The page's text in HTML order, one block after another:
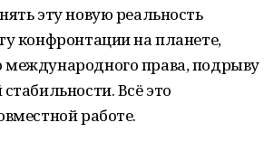
эту новую реальность
конфронтации на планете,
права, подрыву
Всё это
работе.